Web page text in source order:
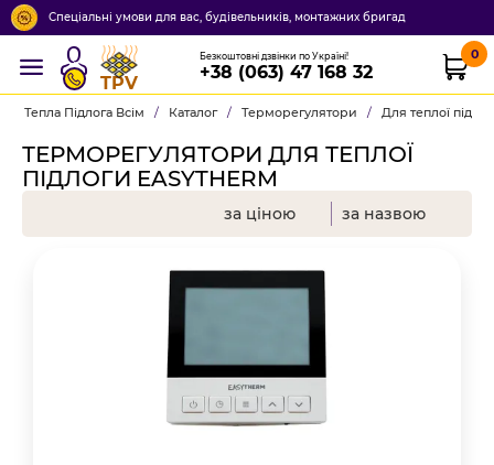
Спеціальні умови для вас, будівельників, монтажних бригад
TPV
Безкоштовні дзвінки по Україні!
+38 (063) 47 168 32
0
Тепла Підлога Всім / Каталог / Терморегулятори / Для теплої
ТЕРМОРЕГУЛЯТОРИ ДЛЯ ТЕПЛОЇ
ПІДЛОГИ EASYTHERM
за ціною за назвою